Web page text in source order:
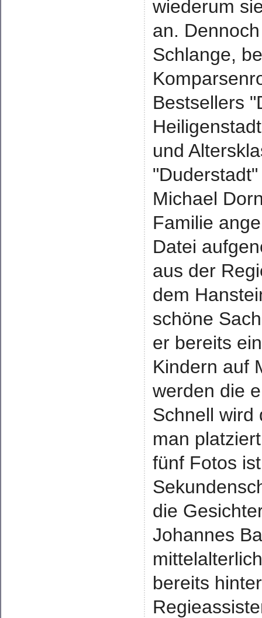
wiederum
an.
Schlange,
Bestsellers
und
Michael
Familie
Datei
aus der
dem
schöne
er bereits
Kindern auf
werden die
Schnell wird
man
fünf Fotos
die
Johannes
bereits